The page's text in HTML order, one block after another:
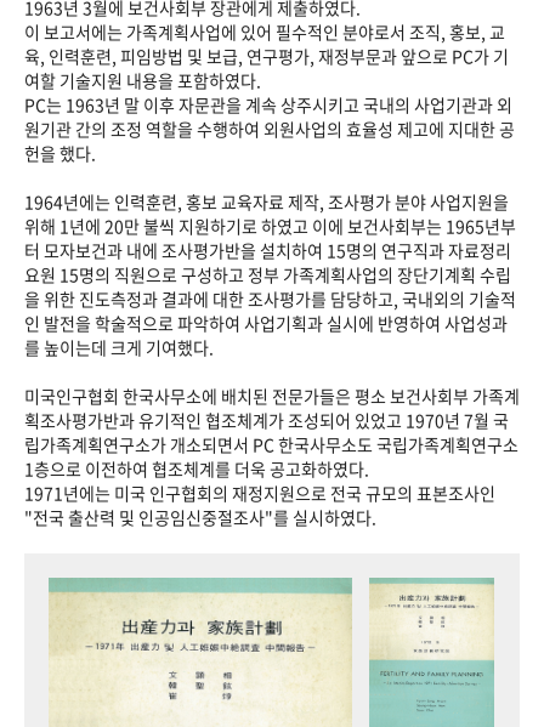
1963년 3월에 보건사회부 장관에게 제출하였다.
이 보고서에는 가족계획사업에 있어 필수적인 분야로서 조직, 홍보, 교
육, 인력훈련, 피임방법 및 보급, 연구평가, 재정부문과 앞으로 PC가 기
여할 기술지원 내용을 포함하였다.
PC는 1963년 말 이후 자문관을 계속 상주시키고 국내의 사업기관과 외
원기관 간의 조정 역할을 수행하여 외원사업의 효율성 제고에 지대한 공
헌을 했다.
1964년에는 인력훈련, 홍보 교육자료 제작, 조사평가 분야 사업지원을
위해 1년에 20만 불씩 지원하기로 하였고 이에 보건사회부는 1965년부
터 모자보건과 내에 조사평가반을 설치하여 15명의 연구직과 자료정리
요원 15명의 직원으로 구성하고 정부 가족계획사업의 장단기계획 수립
을 위한 진도측정과 결과에 대한 조사평가를 담당하고, 국내외의 기술적
인 발전을 학술적으로 파악하여 사업기획과 실시에 반영하여 사업성과
를 높이는데 크게 기여했다.
미국인구협회 한국사무소에 배치된 전문가들은 평소 보건사회부 가족계
획조사평가반과 유기적인 협조체계가 조성되어 있었고 1970년 7월 국
립가족계획연구소가 개소되면서 PC 한국사무소도 국립가족계획연구소
1층으로 이전하여 협조체계를 더욱 공고화하였다.
1971년에는 미국 인구협회의 재정지원으로 전국 규모의 표본조사인
"전국 출산력 및 인공임신중절조사"를 실시하였다.